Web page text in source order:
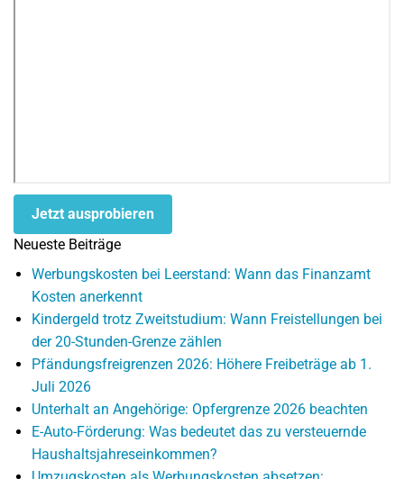
Jetzt ausprobieren
Neueste Beiträge
Werbungskosten bei Leerstand: Wann das Finanzamt
Kosten anerkennt
Kindergeld trotz Zweitstudium: Wann Freistellungen bei
der 20-Stunden-Grenze zählen
Pfändungsfreigrenzen 2026: Höhere Freibeträge ab 1.
Juli 2026
Unterhalt an Angehörige: Opfergrenze 2026 beachten
E-Auto-Förderung: Was bedeutet das zu versteuernde
Haushaltsjahreseinkommen?